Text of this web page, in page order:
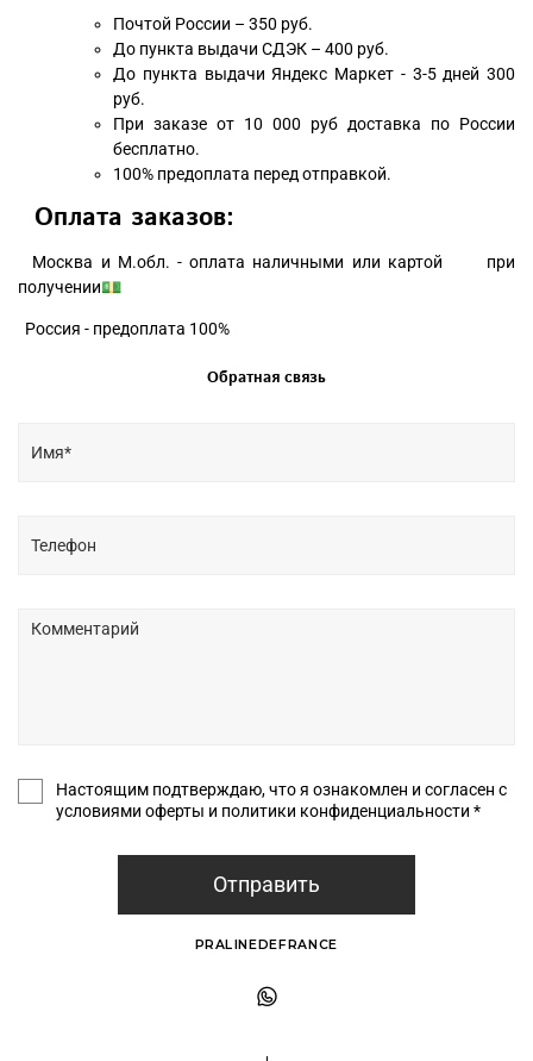
Почтой России – 350 руб.
До пункта выдачи СДЭК – 400 руб.
До пункта выдачи Яндекс Маркет - 3-5 дней 300
руб.
При заказе от 10 000 руб доставка по России
бесплатно.
100% предоплата перед отправкой.
Оплата заказов:
Москва и М.обл. - оплата наличными или картой при
получении💵
Россия - предоплата 100%
Обратная связь
Настоящим подтверждаю, что я ознакомлен и согласен с
условиями оферты и политики конфиденциальности *
Отправить
PRALINEDEFRANCE